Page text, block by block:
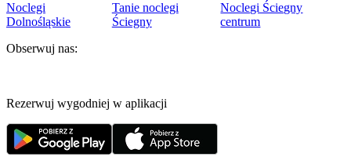
Noclegi
Dolnośląskie
Tanie noclegi
Ściegny
Noclegi Ściegny
centrum
Obserwuj nas:
Rezerwuj wygodniej w aplikacji